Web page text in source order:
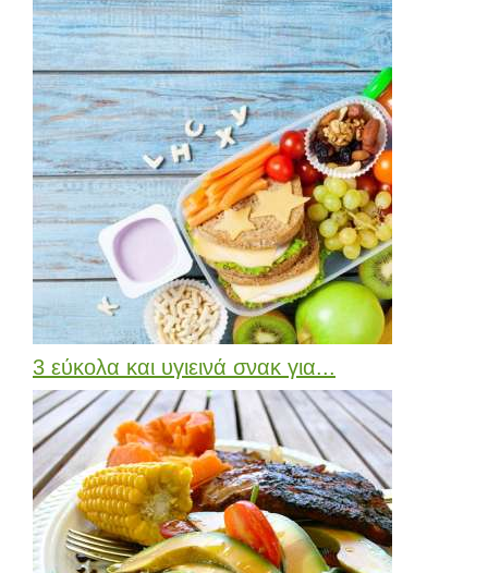
3 εύκολα και υγιεινά σνακ για...